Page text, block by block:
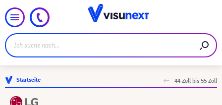
Startseite 44 Zoll bis 55 Zoll